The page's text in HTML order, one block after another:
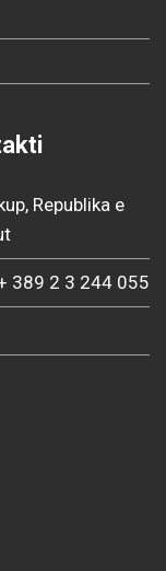
Republika e
389 2 3 244 055